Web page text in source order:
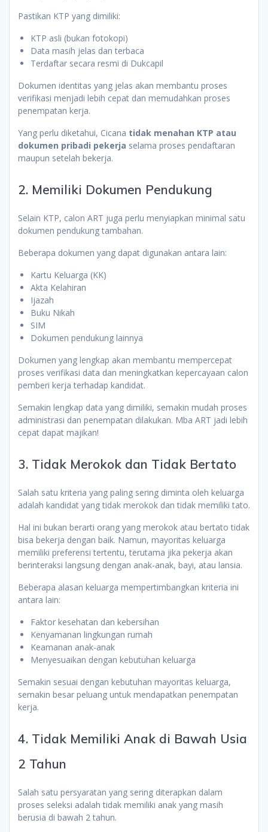
Pastikan KTP yang dimiliki:
KTP asli (bukan fotokopi)
Data masih jelas dan terbaca
Terdaftar secara resmi di Dukcapil
Dokumen identitas yang jelas akan membantu proses
verifikasi menjadi lebih cepat dan memudahkan proses
penempatan kerja.
Yang perlu diketahui, Cicana tidak menahan KTP atau
dokumen pribadi pekerja selama proses pendaftaran
maupun setelah bekerja.
2. Memiliki Dokumen Pendukung
Selain KTP, calon ART juga perlu menyiapkan minimal satu
dokumen pendukung tambahan.
Beberapa dokumen yang dapat digunakan antara lain:
Kartu Keluarga (KK)
Akta Kelahiran
Ijazah
Buku Nikah
SIM
Dokumen pendukung lainnya
Dokumen yang lengkap akan membantu mempercepat
proses verifikasi data dan meningkatkan kepercayaan calon
pemberi kerja terhadap kandidat.
Semakin lengkap data yang dimiliki, semakin mudah proses
administrasi dan penempatan dilakukan. Mba ART jadi lebih
cepat dapat majikan!
3. Tidak Merokok dan Tidak Bertato
Salah satu kriteria yang paling sering diminta oleh keluarga
adalah kandidat yang tidak merokok dan tidak memiliki tato.
Hal ini bukan berarti orang yang merokok atau bertato tidak
bisa bekerja dengan baik. Namun, mayoritas keluarga
memiliki preferensi tertentu, terutama jika pekerja akan
berinteraksi langsung dengan anak-anak, bayi, atau lansia.
Beberapa alasan keluarga mempertimbangkan kriteria ini
antara lain:
Faktor kesehatan dan kebersihan
Kenyamanan lingkungan rumah
Keamanan anak-anak
Menyesuaikan dengan kebutuhan keluarga
Semakin sesuai dengan kebutuhan mayoritas keluarga,
semakin besar peluang untuk mendapatkan penempatan
kerja.
4. Tidak Memiliki Anak di Bawah Usia
2 Tahun
Salah satu persyaratan yang sering diterapkan dalam
proses seleksi adalah tidak memiliki anak yang masih
berusia di bawah 2 tahun.